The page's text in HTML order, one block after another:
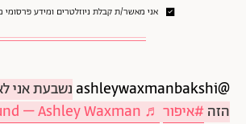
אני מאשר/ת קבלת ניוזלטרים ומידע פרסומי
@ashleywaxmanbakshi
נשבעת אני
הזה#איפור
– Ashley Waxman